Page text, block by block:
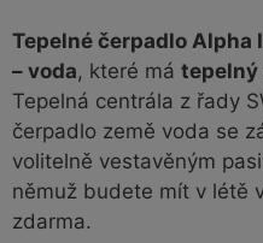
Tepelné čerpadlo Alpha
– voda, které má tepelný
Tepelná centrála z řady
čerpadlo země voda se
volitelně vestavěným
němuž budete mít v létě
zdarma.